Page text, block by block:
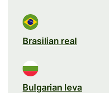
Brasilian real
Bulgarian leva